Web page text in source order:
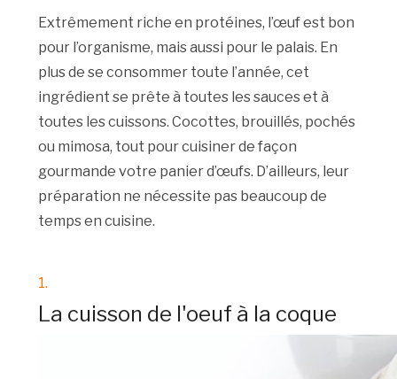
Extrêmement riche en protéines, l’œuf est bon
pour l’organisme, mais aussi pour le palais. En
plus de se consommer toute l’année, cet
ingrédient se prête à toutes les sauces et à
toutes les cuissons. Cocottes, brouillés, pochés
ou mimosa, tout pour cuisiner de façon
gourmande votre panier d’œufs. D’ailleurs, leur
préparation ne nécessite pas beaucoup de
temps en cuisine.
1.
La cuisson de l'oeuf à la coque